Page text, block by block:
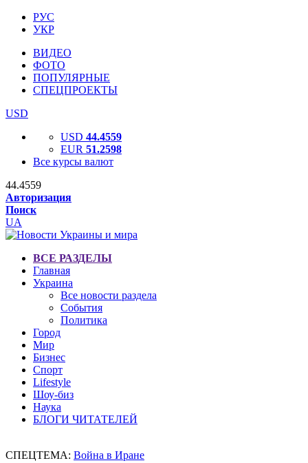
РУС
УКР
ВИДЕО
ФОТО
ПОПУЛЯРНЫЕ
СПЕЦПРОЕКТЫ
USD
USD 44.4559
EUR 51.2598
Все курсы валют
44.4559
Авторизация
Поиск
UA
ВСЕ РАЗДЕЛЫ
Главная
Украина
Все новости раздела
События
Политика
Город
Мир
Бизнес
Спорт
Lifestyle
Шоу-биз
Наука
БЛОГИ ЧИТАТЕЛЕЙ
СПЕЦТЕМА: Война в Иране